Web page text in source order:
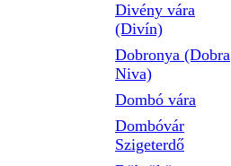
Divény vára
(Divín)
Dobronya (Dobra
Niva)
Dombó vára
Dombóvár
Szigeterdő